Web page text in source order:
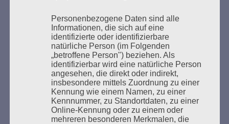
Kaifu-Ufer – genau an dem Ort, wo im Mai 1933 NS-
Studentenorganisationen und Burschenschaftler
Bücher verbrannten.
Weitere Informationen:lesezeichen-setzen.de
Personenbezogene Daten sind alle
Informationen, die sich auf eine
identifizierte oder identifizierbare
natürliche Person (im Folgenden
„betroffene Person") beziehen. Als
identifizierbar wird eine natürliche Person
angesehen, die direkt oder indirekt,
insbesondere mittels Zuordnung zu einer
Kennung wie einem Namen, zu einer
Kennnummer, zu Standortdaten, zu einer
Online-Kennung oder zu einem oder
mehreren besonderen Merkmalen, die